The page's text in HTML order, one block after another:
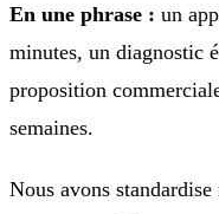
En une phrase : un
minutes, un diagnostic
proposition
semaines.
Nous avons